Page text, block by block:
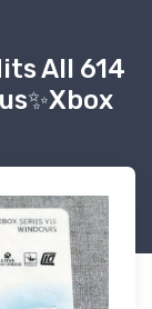
All 614